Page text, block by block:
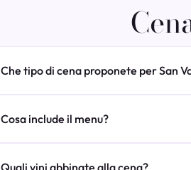
Che tipo di cena proponete per San
Cosa include il menu?
Quali vini abbinate alla cena?